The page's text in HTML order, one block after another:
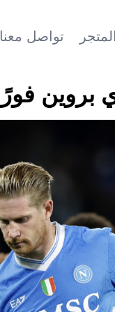
المتجر تواصل معنا
فورًا